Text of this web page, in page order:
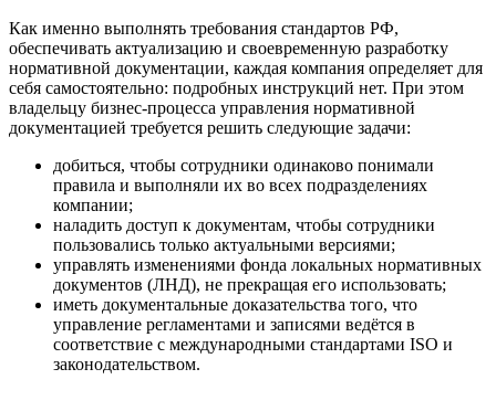
Как именно выполнять требования стандартов РФ,
обеспечивать актуализацию и своевременную разработку
нормативной документации, каждая компания определяет для
себя самостоятельно: подробных инструкций нет. При этом
владельцу бизнес-процесса управления нормативной
документацией требуется решить следующие задачи:
добиться, чтобы сотрудники одинаково понимали
правила и выполняли их во всех подразделениях
компании;
наладить доступ к документам, чтобы сотрудники
пользовались только актуальными версиями;
управлять изменениями фонда локальных нормативных
документов (ЛНД), не прекращая его использовать;
иметь документальные доказательства того, что
управление регламентами и записями ведётся в
соответствие с международными стандартами ISO и
законодательством.